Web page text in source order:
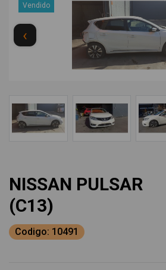
Vendido
‹
NISSAN PULSAR
(C13)
Codigo: 10491